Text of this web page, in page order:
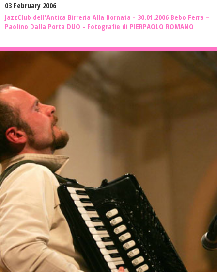
03 February 2006
JazzClub dell'Antica Birreria Alla Bornata - 30.01.2006 Bebo Ferra –
Paolino Dalla Porta DUO - Fotografie di PIERPAOLO ROMANO